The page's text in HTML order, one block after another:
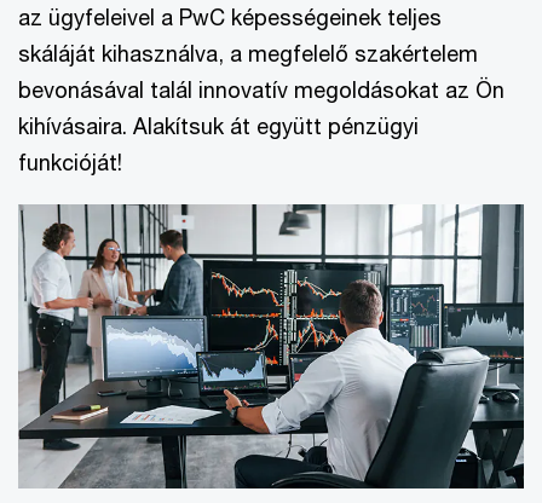
az ügyfeleivel a PwC képességeinek teljes
skáláját kihasználva, a megfelelő szakértelem
bevonásával talál innovatív megoldásokat az Ön
kihívásaira. Alakítsuk át együtt pénzügyi
funkcióját!